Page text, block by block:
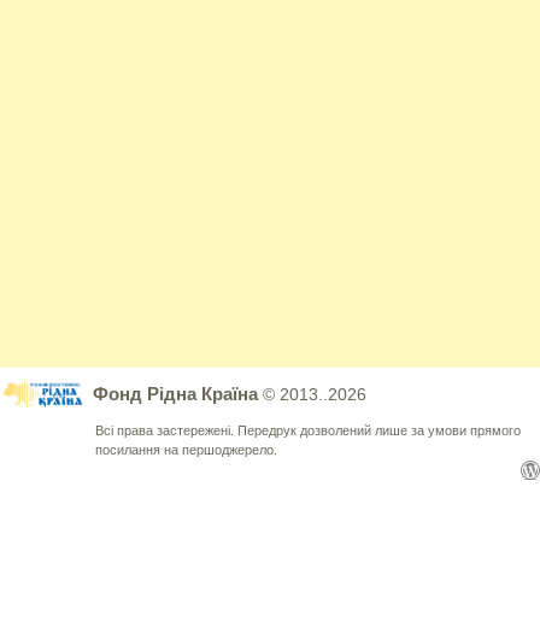
Фонд Рідна Країна© 2013..2026
Всі права застережені. Передрук дозволений лише за умови прямого
посилання на першоджерело.